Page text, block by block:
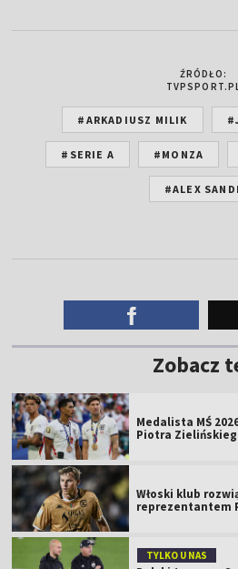
ŹRÓDŁO:
#ARKADIUSZ MILIK
#SERIE A #MONZA
#ALEX
Zobacz
Medalista MŚ
Piotra
Włoski klub
reprezentantem
TYLKO U NAS